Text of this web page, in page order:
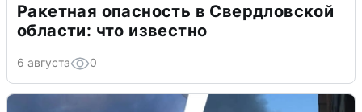
Ракетная опасность в Свердловской
области: что известно
6 августа 0